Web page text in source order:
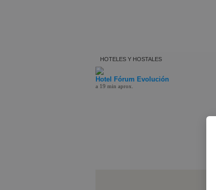
HOTELES Y HOSTALES
Hotel Fórum Evolución
a 19 min aprox.